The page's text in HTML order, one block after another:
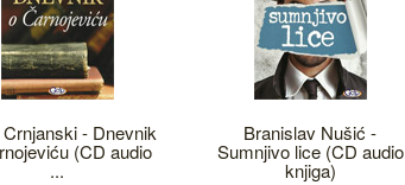
- Dnevnik
(CD audio
...
Branislav Nušić -
Sumnjivo lice (CD audio
knjiga)